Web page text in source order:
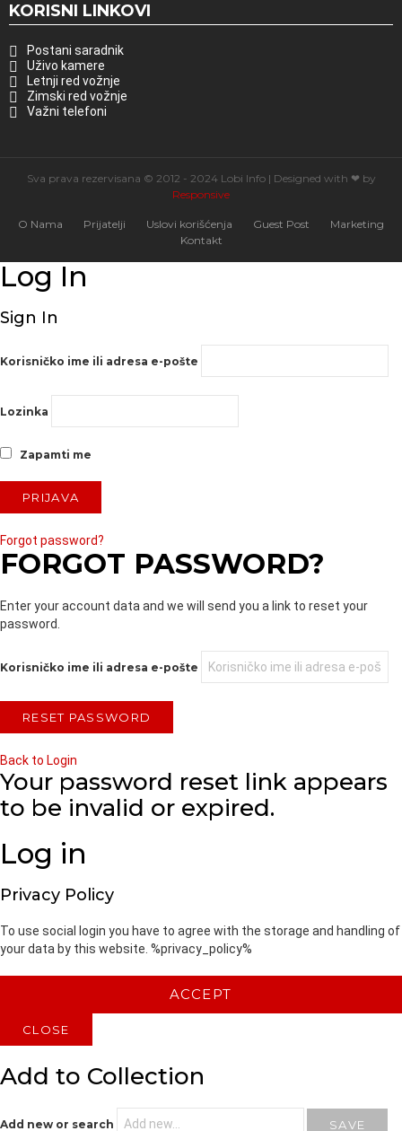
KORISNI LINKOVI
Postani saradnik
Uživo kamere
Letnji red vožnje
Zimski red vožnje
Važni telefoni
Sva prava rezervisana © 2012 - 2024 Lobi Info | Designed with ❤ by
Responsive
O Nama Prijatelji Uslovi korišćenja Guest Post
Marketing
Kontakt
Log In
Sign In
Korisničko ime ili adresa e-pošte
Lozinka
Zapamti me
Forgot password?
FORGOT PASSWORD?
Enter your account data and we will send you a link to reset your
password.
Korisničko ime ili adresa e-pošte
Back to Login
Your password reset link appears
to be invalid or expired.
Log in
Privacy Policy
To use social login you have to agree with the storage and handling of
your data by this website. %privacy_policy%
ACCEPT
CLOSE
Add to Collection
Add new or search